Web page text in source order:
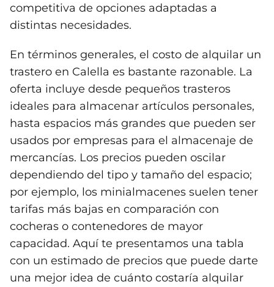
competitiva de opciones adaptadas a
distintas necesidades.
En términos generales, el costo de alquilar un
trastero en Calella es bastante razonable. La
oferta incluye desde pequeños trasteros
ideales para almacenar artículos personales,
hasta espacios más grandes que pueden ser
usados por empresas para el almacenaje de
mercancías. Los precios pueden oscilar
dependiendo del tipo y tamaño del espacio;
por ejemplo, los minialmacenes suelen tener
tarifas más bajas en comparación con
cocheras o contenedores de mayor
capacidad. Aquí te presentamos una tabla
con un estimado de precios que puede darte
una mejor idea de cuánto costaría alquilar